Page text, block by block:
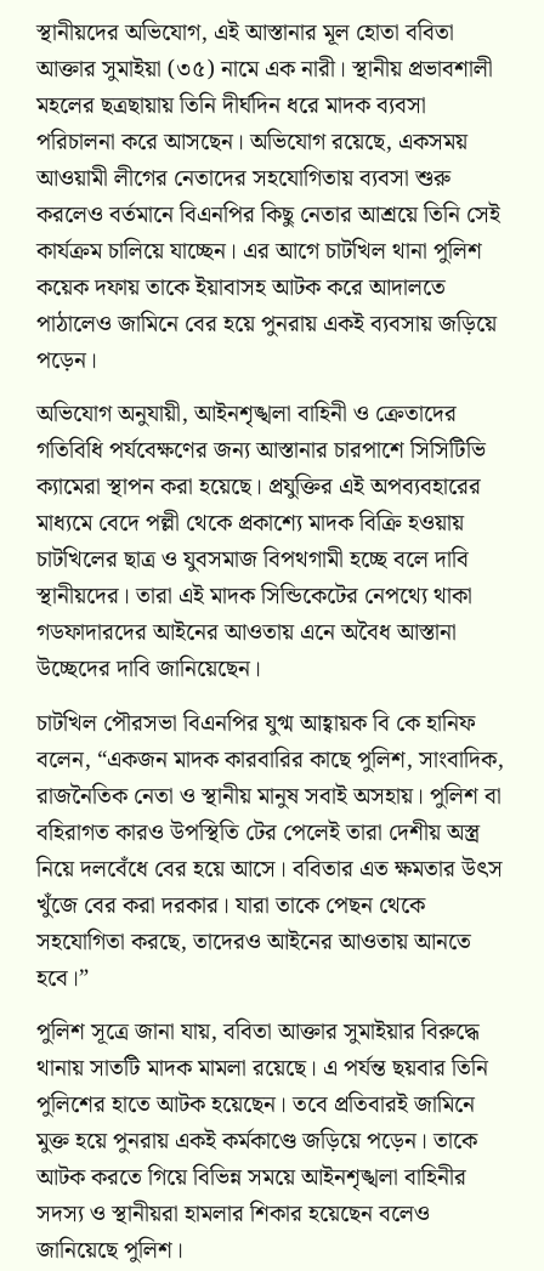
স্থানীয়দের অভিযোগ, এই আস্তানার মূল হোতা ববিতা
আক্তার সুমাইয়া (৩৫) নামে এক নারী। স্থানীয় প্রভাবশালী
মহলের ছত্রছায়ায় তিনি দীর্ঘদিন ধরে মাদক ব্যবসা
পরিচালনা করে আসছেন। অভিযোগ রয়েছে, একসময়
আওয়ামী লীগের নেতাদের সহযোগিতায় ব্যবসা শুরু
করলেও বর্তমানে বিএনপির কিছু নেতার আশ্রয়ে তিনি সেই
কার্যক্রম চালিয়ে যাচ্ছেন। এর আগে চাটখিল থানা পুলিশ
কয়েক দফায় তাকে ইয়াবাসহ আটক করে আদালতে
পাঠালেও জামিনে বের হয়ে পুনরায় একই ব্যবসায় জড়িয়ে
পড়েন।
অভিযোগ অনুযায়ী, আইনশৃঙ্খলা বাহিনী ও ক্রেতাদের
গতিবিধি পর্যবেক্ষণের জন্য আস্তানার চারপাশে সিসিটিভি
ক্যামেরা স্থাপন করা হয়েছে। প্রযুক্তির এই অপব্যবহারের
মাধ্যমে বেদে পল্লী থেকে প্রকাশ্যে মাদক বিক্রি হওয়ায়
চাটখিলের ছাত্র ও যুবসমাজ বিপথগামী হচ্ছে বলে দাবি
স্থানীয়দের। তারা এই মাদক সিন্ডিকেটের নেপথ্যে থাকা
গডফাদারদের আইনের আওতায় এনে অবৈধ আস্তানা
উচ্ছেদের দাবি জানিয়েছেন।
চাটখিল পৌরসভা বিএনপির যুগ্ম আহ্বায়ক বি কে হানিফ
বলেন, “একজন মাদক কারবারির কাছে পুলিশ, সাংবাদিক,
রাজনৈতিক নেতা ও স্থানীয় মানুষ সবাই অসহায়। পুলিশ বা
বহিরাগত কারও উপস্থিতি টের পেলেই তারা দেশীয় অস্ত্র
নিয়ে দলবেঁধে বের হয়ে আসে। ববিতার এত ক্ষমতার উৎস
খুঁজে বের করা দরকার। যারা তাকে পেছন থেকে
সহযোগিতা করছে, তাদেরও আইনের আওতায় আনতে
হবে।”
পুলিশ সূত্রে জানা যায়, ববিতা আক্তার সুমাইয়ার বিরুদ্ধে
থানায় সাতটি মাদক মামলা রয়েছে। এ পর্যন্ত ছয়বার তিনি
পুলিশের হাতে আটক হয়েছেন। তবে প্রতিবারই জামিনে
মুক্ত হয়ে পুনরায় একই কর্মকাণ্ডে জড়িয়ে পড়েন। তাকে
আটক করতে গিয়ে বিভিন্ন সময়ে আইনশৃঙ্খলা বাহিনীর
সদস্য ও স্থানীয়রা হামলার শিকার হয়েছেন বলেও
জানিয়েছে পুলিশ।